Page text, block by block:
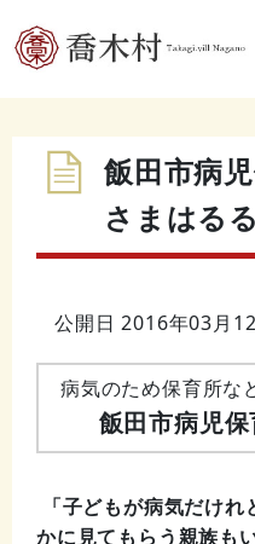
飯田市病
さまはる
公開日 2016年03月
病気のため保育所な
飯田市病児
「子どもが病気だけ
かに見てもらう親族も